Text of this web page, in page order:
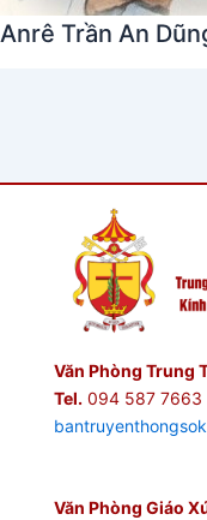
Anrê Trần An
Văn Phòng Trung
Tel. 094 587 7663
Văn Phòng Giáo